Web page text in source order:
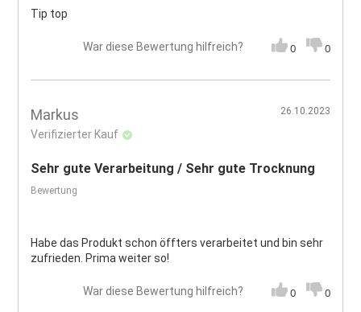
Tip top
War diese Bewertung hilfreich? 0 0
Markus
Verifizierter Kauf
26.10.2023
Sehr gute Verarbeitung / Sehr gute Trocknung
Bewertung
Habe das Produkt schon öffters verarbeitet und bin sehr
zufrieden. Prima weiter so!
War diese Bewertung hilfreich? 0 0